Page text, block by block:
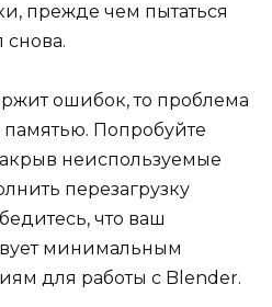
прежде чем пытаться
снова.
ошибок, то проблема
памятью. Попробуйте
неиспользуемые
перезагрузку
что ваш
минимальным
для работы с Blender.